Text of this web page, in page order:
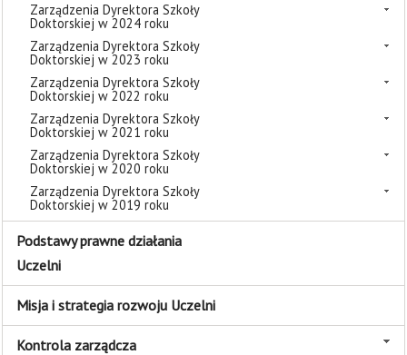
Zarządzenia Dyrektora Szkoły
Doktorskiej w 2024 roku
Zarządzenia Dyrektora Szkoły
Doktorskiej w 2023 roku
Zarządzenia Dyrektora Szkoły
Doktorskiej w 2022 roku
Zarządzenia Dyrektora Szkoły
Doktorskiej w 2021 roku
Zarządzenia Dyrektora Szkoły
Doktorskiej w 2020 roku
Zarządzenia Dyrektora Szkoły
Doktorskiej w 2019 roku
Podstawy prawne działania
Uczelni
Misja i strategia rozwoju Uczelni
Kontrola zarządcza